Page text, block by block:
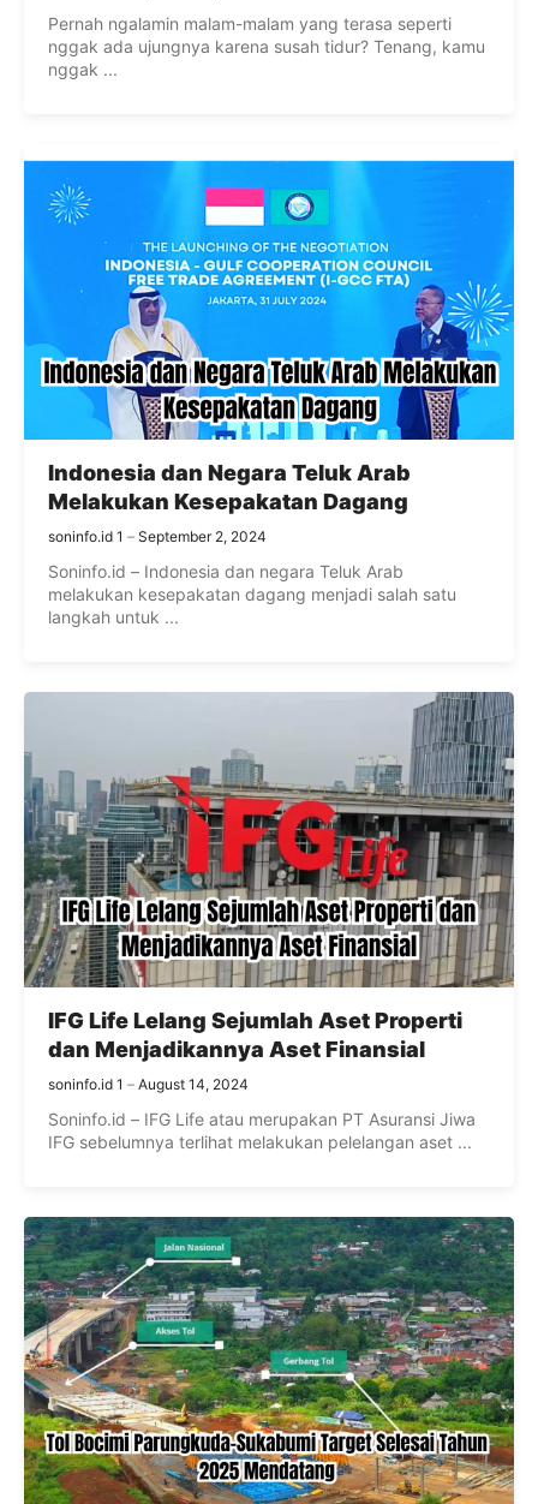
Pernah ngalamin malam-malam yang terasa seperti
nggak ada ujungnya karena susah tidur? Tenang, kamu
nggak ...
Indonesia dan Negara Teluk Arab
Melakukan Kesepakatan Dagang
soninfo.id 1 September 2, 2024
Soninfo.id – Indonesia dan negara Teluk Arab
melakukan kesepakatan dagang menjadi salah satu
langkah untuk ...
IFG Life Lelang Sejumlah Aset Properti
dan Menjadikannya Aset Finansial
soninfo.id 1 August 14, 2024
Soninfo.id – IFG Life atau merupakan PT Asuransi Jiwa
IFG sebelumnya terlihat melakukan pelelangan aset ...